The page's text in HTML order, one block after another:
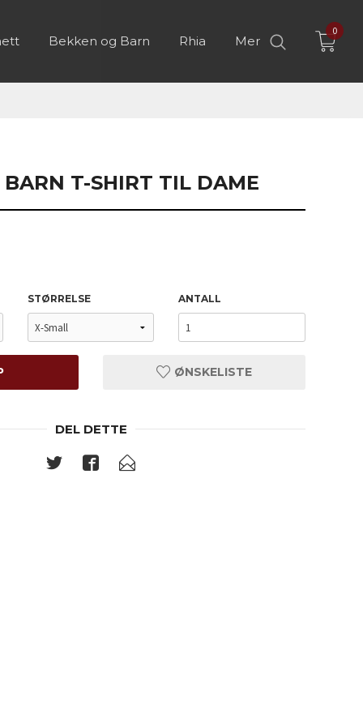
Bekken og Barn Rhia Mer
0
BARN T-SHIRT TIL DAME
STØRRELSE ANTALL
ØNSKELISTE
DEL DETTE